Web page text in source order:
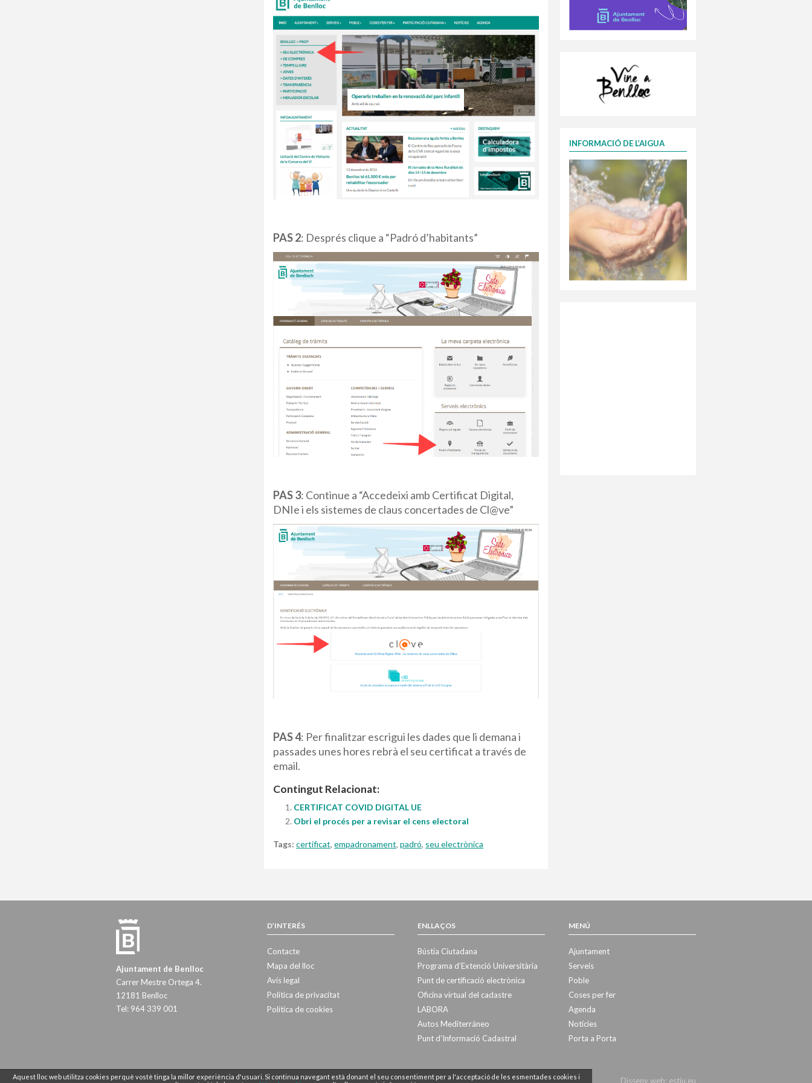
PAS 2: Després clique a “Padró d’habitants”
PAS 3: Continue a “Accedeixi amb Certificat Digital,
DNIe i els sistemes de claus concertades de Cl@ve”
PAS 4: Per finalitzar escrigui les dades que li demana i
passades unes hores rebrà el seu certificat a través de
email.
Contingut Relacionat:
CERTIFICAT COVID DIGITAL UE
Obri el procés per a revisar el cens electoral
Tags: certificat,empadronament,padró, seu electrònica
INFORMACIÓ DE L’AIGUA
Ajuntament de Benlloc
Carrer Mestre Ortega 4.
12181 Benlloc
Tel: 964 339 001
D’INTERÉS
Contacte
Mapa del lloc
Avís legal
Política de privacitat
Política de cookies
ENLLAÇOS
Bústia Ciutadana
Programa d’Extenció Universitària
Punt de certificació electrònica
Oficina virtual del cadastre
LABORA
Autos Mediterráneo
Punt d’Informació Cadastral
MENÚ
Ajuntament
Serveis
Poble
Coses per fer
Agenda
Notícies
Porta a Porta
Disseny web: estiu.eu
© Ajuntament de Benlloch. Tots els drets reservats
Aquest lloc web utilitza cookies perquè vostè tinga la millor experiència d'usuari. Si continua navegant està donant el seu consentiment per a l'acceptació de les esmentades cookies i